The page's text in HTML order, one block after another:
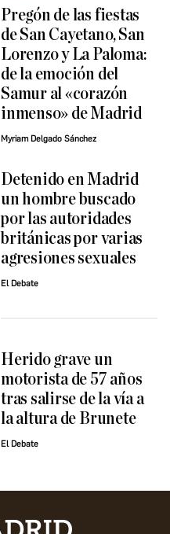
Pregón de las fiestas
de San Cayetano, San
Lorenzo y La Paloma:
de la emoción del
Samur al «corazón
inmenso» de Madrid
Myriam Delgado Sánchez
Detenido en Madrid
un hombre buscado
por las autoridades
británicas por varias
agresiones sexuales
El Debate
Herido grave un
motorista de 57 años
tras salirse de la vía a
la altura de Brunete
El Debate